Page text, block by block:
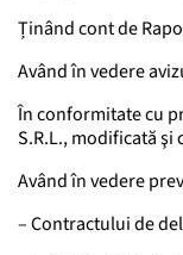
Ținând cont de
Având în vedere
În conformitate cu
S.R.L., modificată şi
Având în vedere
– Contractului de